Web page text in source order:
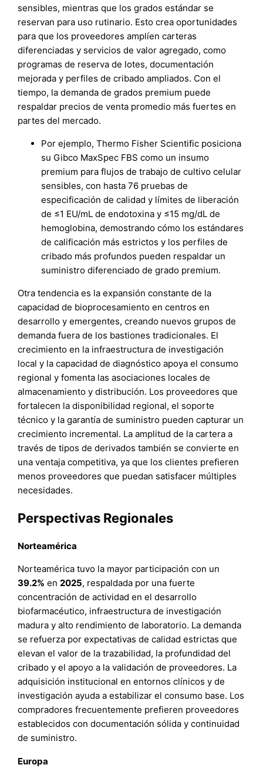
sensibles, mientras que los grados estándar se
reservan para uso rutinario. Esto crea oportunidades
para que los proveedores amplíen carteras
diferenciadas y servicios de valor agregado, como
programas de reserva de lotes, documentación
mejorada y perfiles de cribado ampliados. Con el
tiempo, la demanda de grados premium puede
respaldar precios de venta promedio más fuertes en
partes del mercado.
Por ejemplo, Thermo Fisher Scientific posiciona
su Gibco MaxSpec FBS como un insumo
premium para flujos de trabajo de cultivo celular
sensibles, con hasta 76 pruebas de
especificación de calidad y límites de liberación
de ≤1 EU/mL de endotoxina y ≤15 mg/dL de
hemoglobina, demostrando cómo los estándares
de calificación más estrictos y los perfiles de
cribado más profundos pueden respaldar un
suministro diferenciado de grado premium.
Otra tendencia es la expansión constante de la
capacidad de bioprocesamiento en centros en
desarrollo y emergentes, creando nuevos grupos de
demanda fuera de los bastiones tradicionales. El
crecimiento en la infraestructura de investigación
local y la capacidad de diagnóstico apoya el consumo
regional y fomenta las asociaciones locales de
almacenamiento y distribución. Los proveedores que
fortalecen la disponibilidad regional, el soporte
técnico y la garantía de suministro pueden capturar un
crecimiento incremental. La amplitud de la cartera a
través de tipos de derivados también se convierte en
una ventaja competitiva, ya que los clientes prefieren
menos proveedores que puedan satisfacer múltiples
necesidades.
Perspectivas Regionales
Norteamérica
Norteamérica tuvo la mayor participación con un
39.2% en2025, respaldada por una fuerte
concentración de actividad en el desarrollo
biofarmacéutico, infraestructura de investigación
madura y alto rendimiento de laboratorio. La demanda
se refuerza por expectativas de calidad estrictas que
elevan el valor de la trazabilidad, la profundidad del
cribado y el apoyo a la validación de proveedores. La
adquisición institucional en entornos clínicos y de
investigación ayuda a estabilizar el consumo base. Los
compradores frecuentemente prefieren proveedores
establecidos con documentación sólida y continuidad
de suministro.
Europa